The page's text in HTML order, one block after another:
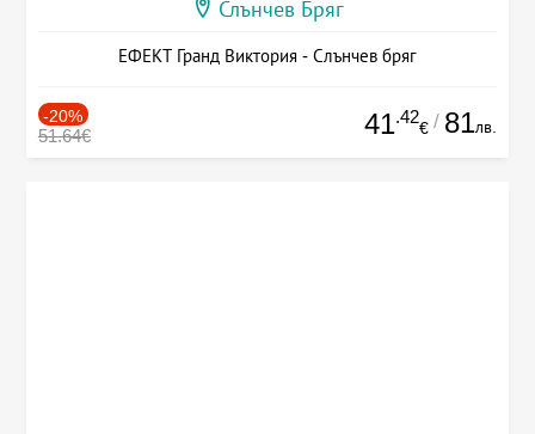
Слънчев Бряг
ЕФЕКТ Гранд Виктория - Слънчев бряг
-20%
51.64€ 41.42
€ / 81лв.